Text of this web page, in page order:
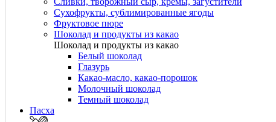
Сухофрукты, сублимированные ягоды
Фруктовое пюре
Шоколад и продукты из какао
Шоколад и продукты из какао
Белый шоколад
Глазурь
Какао-масло, какао-порошок
Молочный шоколад
Темный шоколад
Пасха